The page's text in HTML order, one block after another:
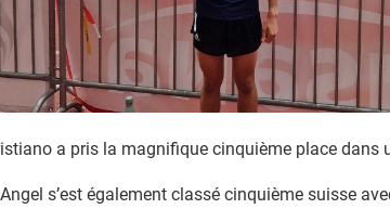
a pris la magnifique cinquième place dans
s’est également classé cinquième suisse